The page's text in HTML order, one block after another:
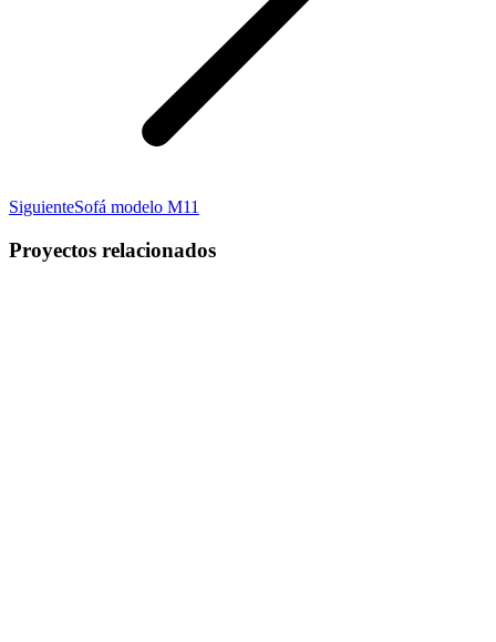
SiguienteProyecto
Sofá modelo M11
Proyectos relacionados